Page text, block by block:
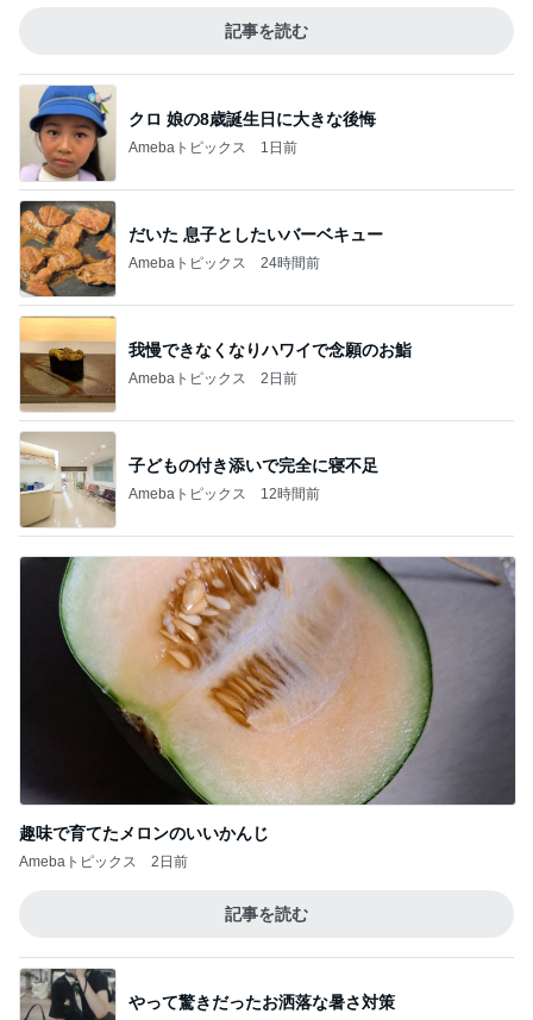
記事を読む
クロ 娘の8歳誕生日に大きな後悔
Amebaトピックス 1日前
だいた 息子としたいバーベキュー
Amebaトピックス 24時間前
我慢できなくなりハワイで念願のお鮨
Amebaトピックス 2日前
子どもの付き添いで完全に寝不足
Amebaトピックス 12時間前
趣味で育てたメロンのいいかんじ
Amebaトピックス 2日前
記事を読む
やって驚きだったお洒落な暑さ対策